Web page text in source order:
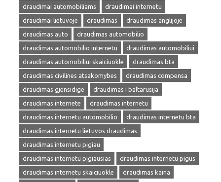
draudimai automobiliams
draudimai internetu
draudimai lietuvoje
draudimas
draudimas anglijoje
draudimas auto
draudimas automobilio
draudimas automobilio internetu
draudimas automobiliui
draudimas automobiliui skaiciuokle
draudimas bta
draudimas civilines atsakomybes
draudimas compensa
draudimas gjensidige
draudimas i baltarusija
draudimas internete
draudimas internetu
draudimas internetu automobilio
draudimas internetu bta
draudimas internetu lietuvos draudimas
draudimas internetu pigiau
draudimas internetu pigiausias
draudimas internetu pigus
draudimas internetu skaiciuokle
draudimas kaina